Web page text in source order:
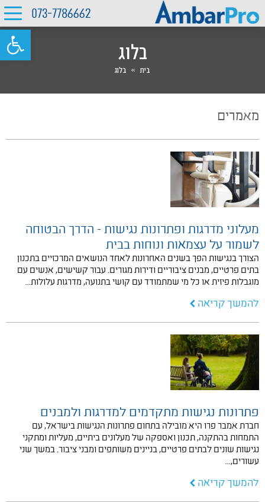
פתח
073-7786662
בלוג
בית » בלוג
מאמרים
מעלוני מדרגות ופתרונות נגישות - הדרך הבטוחה
לשמור על עצמאות ונוחות בבית
הצורך בנגישות הפך בשנים האחרונות לאחד הנושאים המרכזיים בתכנון
בתים פרטיים, מבנים ציבוריים ודירות מגורים. עבור קשישים, אנשים עם
מוגבלות פיזית או כל מי שמתמודד עם קושי בתנועה, מדרגות עלולות…
להמשך קריאה
פתרונות נגישות מתקדמים למדרגות ולמבנים
חברת אמבר פרו היא מובילה בתחום פתרונות הנגישות בישראל, עם
התמחות בהתקנה, תכנון ואספקה של מעלונים ביתיים, מעליות ומתקני
נגישות שונים לבתים פרטיים, בניינים משותפים ומבני ציבור. במשך שני
עשורים,…
להמשך קריאה